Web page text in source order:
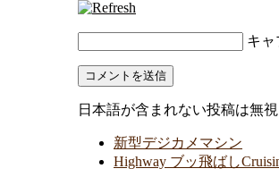
キャ
日本語が含まれない投稿は無
新型デジカメマシン
Highway ブッ飛ばし